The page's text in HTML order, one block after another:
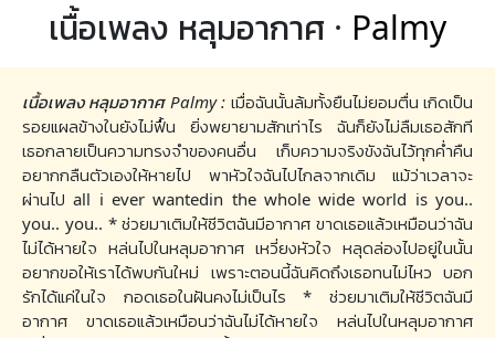
เนื้อเพลง หลุมอากาศ · Palmy
เนื้อเพลง หลุมอากาศ Palmy : เมื่อฉันนั้นล้มทั้งยืนไม่ยอมตื่น เกิดเป็น
รอยแผลข้างในยังไม่ฟื้น ยิ่งพยายามสักเท่าไร ฉันก็ยังไม่ลืมเธอสักที
เธอกลายเป็นความทรงจำของคนอื่น เก็บความจริงขังฉันไว้ทุกค่ำคืน
อยากกลืนตัวเองให้หายไป พาหัวใจฉันไปไกลจากเดิม แม้ว่าเวลาจะ
ผ่านไป all i ever wantedin the whole wide world is you..
you.. you.. * ช่วยมาเติมให้ชีวิตฉันมีอากาศ ขาดเธอแล้วเหมือนว่าฉัน
ไม่ได้หายใจ หล่นไปในหลุมอากาศ เหวี่ยงหัวใจ หลุดล่องไปอยู่ในนั้น
อยากขอให้เราได้พบกันใหม่ เพราะตอนนี้ฉันคิดถึงเธอทนไม่ไหว บอก
รักได้แค่ในใจ กอดเธอในฝันคงไม่เป็นไร * ช่วยมาเติมให้ชีวิตฉันมี
อากาศ ขาดเธอแล้วเหมือนว่าฉันไม่ได้หายใจ หล่นไปในหลุมอากาศ